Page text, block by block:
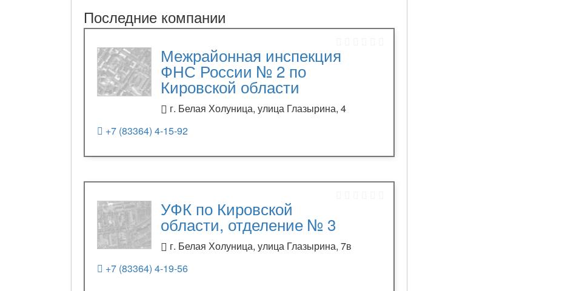
Последние компании
Межрайонная инспекция
ФНС России № 2 по
Кировской области
г. Белая Холуница, улица Глазырина, 4
+7 (83364) 4-15-92
УФК по Кировской
области, отделение № 3
г. Белая Холуница, улица Глазырина, 7в
+7 (83364) 4-19-56